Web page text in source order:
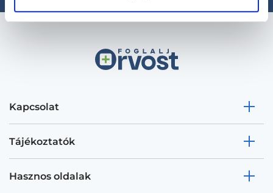
Kapcsolat
Tájékoztatók
Hasznos oldalak